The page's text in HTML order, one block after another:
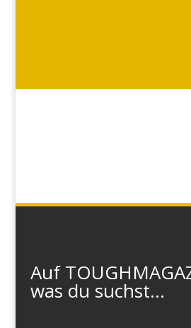
Auf
was du suchst...